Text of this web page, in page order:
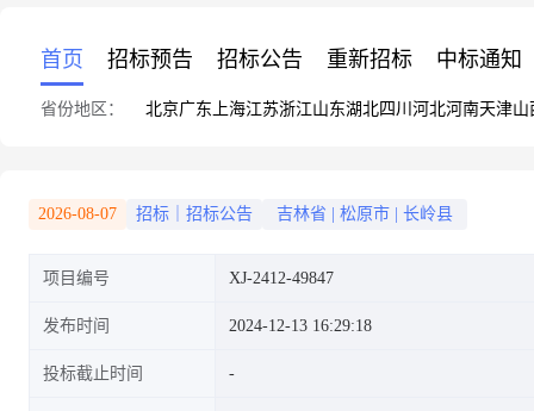
项目采购公告
首页 招标预告 招标公告 重新招标 中标通知
省份地区： 北京广东 上海江苏浙江山东湖北四川 河北河南天津山
2026-08-07 招标｜招标公告 吉林省 松原市 长岭县
项目编号 XJ-2412-49847
发布时间 2024-12-13 16:29:18
投标截止时间